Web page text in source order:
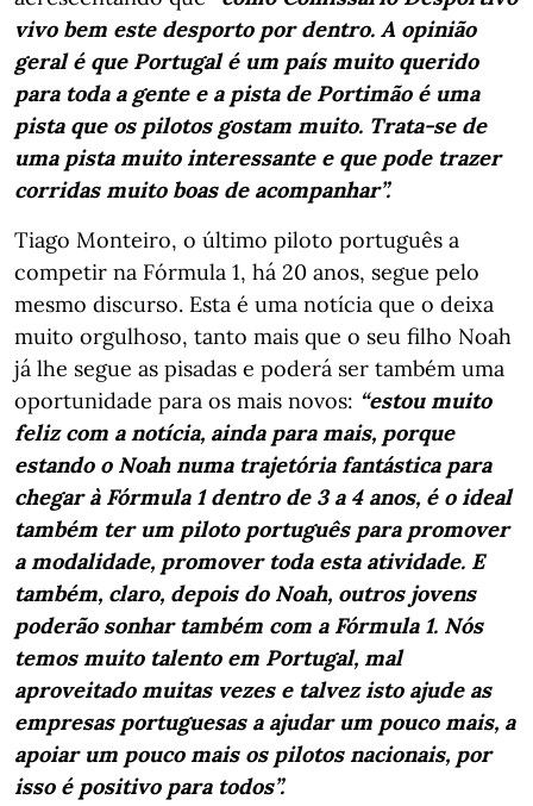
vivo bem este desporto por dentro. A opinião
geral é que Portugal é um país muito querido
para toda a gente e a pista de Portimão é uma
pista que os pilotos gostam muito. Trata-se de
uma pista muito interessante e que pode trazer
corridas muito boas de acompanhar”.
Tiago Monteiro, o último piloto português a
competir na Fórmula 1, há 20 anos, segue pelo
mesmo discurso. Esta é uma notícia que o deixa
muito orgulhoso, tanto mais que o seu filho Noah
já lhe segue as pisadas e poderá ser também uma
oportunidade para os mais novos: “estou muito
feliz com a notícia, ainda para mais, porque
estando o Noah numa trajetória fantástica para
chegar à Fórmula 1 dentro de 3 a 4 anos, é o ideal
também ter um piloto português para promover
a modalidade, promover toda esta atividade. E
também, claro, depois do Noah, outros jovens
poderão sonhar também com a Fórmula 1. Nós
temos muito talento em Portugal, mal
aproveitado muitas vezes e talvez isto ajude as
empresas portuguesas a ajudar um pouco mais, a
apoiar um pouco mais os pilotos nacionais, por
isso é positivo para todos”.